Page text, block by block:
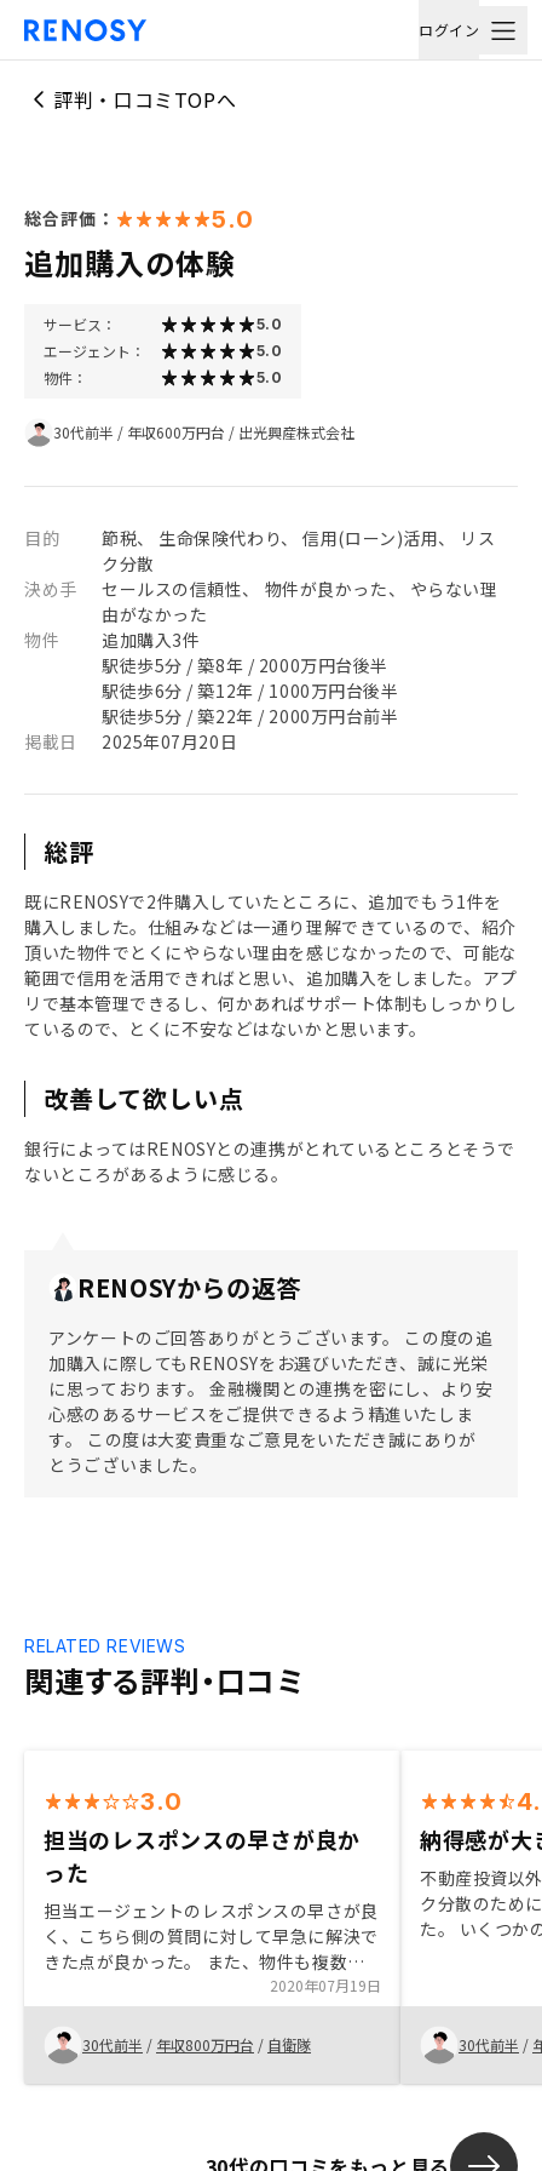
ログイン
評判・口コミTOPへ
総合評価： 5.0
追加購入の体験
サービス： 5.0
エージェント： 5.0
物件： 5.0
30代前半 / 年収600万円台 / 出光興産株式会社
目的
節税、 生命保険代わり、 信用(ローン)活用、 リス
ク分散
決め手
セールスの信頼性、 物件が良かった、 やらない理
由がなかった
物件
追加購入3件
駅徒歩5分 / 築8年 / 2000万円台後半
駅徒歩6分 / 築12年 / 1000万円台後半
駅徒歩5分 / 築22年 / 2000万円台前半
掲載日
2025年07月20日
総評
既にRENOSYで2件購入していたところに、追加でもう1件を
購入しました。仕組みなどは一通り理解できているので、紹介
頂いた物件でとくにやらない理由を感じなかったので、可能な
範囲で信用を活用できればと思い、追加購入をしました。アプ
リで基本管理できるし、何かあればサポート体制もしっかりし
ているので、とくに不安などはないかと思います。
改善して欲しい点
銀行によってはRENOSYとの連携がとれているところとそうで
ないところがあるように感じる。
RENOSYからの返答
アンケートのご回答ありがとうございます。 この度の追
加購入に際してもRENOSYをお選びいただき、誠に光栄
に思っております。 金融機関との連携を密にし、より安
心感のあるサービスをご提供できるよう精進いたしま
す。 この度は大変貴重なご意見をいただき誠にありが
とうございました。
関連する評判・口コミ
RELATED REVIEWS
3.0
担当のレスポンスの早さが良か
った
担当エージェントのレスポンスの早さが良
く、こちら側の質問に対して早急に解決で
きた点が良かった。 また、物件も複数検
討することができ、様々な視点から選ぶ事
ができた。担当が２人いたが、情報共有が
なされていない事が多々あったため、共有
できる仕組みをつくるべきだと思います。
2020年07月19日
30代前半 / 年収800万円台 / 自衛隊
納得感が大
不動産投資以
ク分散のため
た。 いくつか
ことから、株
てくださいね
ださい30代前半 /